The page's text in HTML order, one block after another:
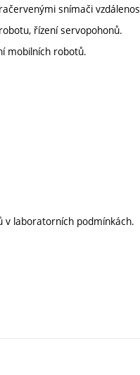
snímači
řízení servopohonů.
mobilních robotů.
v laboratorních podmínkách.